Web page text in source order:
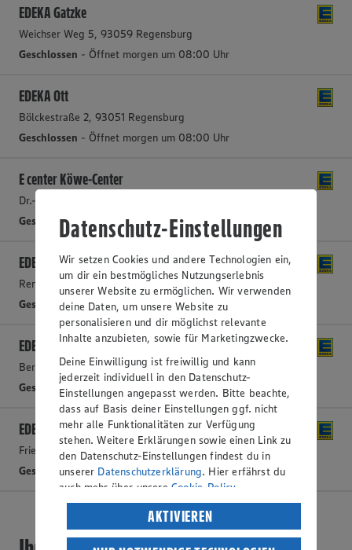
EDEKA Gatzke
Weichser Weg 5, 93059 Regensburg
Geschlossen - Öffnet morgen um 08:00 Uhr
EDEKA Ott
Bölckestraße 2, 93051 Regensburg
Geschlossen - Öffnet morgen um 08:00 Uhr
E center Köwe-Center
Dr.-Gessler-Straße 45, 93051 Regensburg
Geschlossen - Öffnet morgen um 08:00 Uhr
EDEKA
Rennweg 12, 93049 Regensburg-Rennplatz
Geschlossen- Öffnet morgen um 07:00 Uhr
EDEKA
Berliner Straße 20, 93057 Regensburg
Geschlossen
- Öffnet morgen um 07:00 Uhr
EDEKA
Friedrich-Viehbacher-Allee 3, 93055 Regensburg
Geschlossen- Öffnet morgen um 07:00 Uhr
Datenschutz-Einstellungen
Wir setzen Cookies und andere Technologien ein,
um dir ein bestmögliches Nutzungserlebnis
unserer Website zu ermöglichen. Wir verwenden
deine Daten, um unsere Website zu
personalisieren und dir möglichst relevante
Inhalte anzubieten, sowie für Marketingzwecke.
Deine Einwilligung ist freiwillig und kann
jederzeit individuell in den Datenschutz-
Einstellungen angepasst werden. Bitte beachte,
dass auf Basis deiner Einstellungen ggf. nicht
mehr alle Funktionalitäten zur Verfügung
stehen. Weitere Erklärungen sowie einen Link zu
den Datenschutz-Einstellungen findest du in
unserer Datenschutzerklärung. Hier erfährst du
auch mehr über unsere Cookie-Policy.
Verarbeitung deiner personenbezogenen Daten
in den USA durch Facebook und YouTube:
AKTIVIEREN